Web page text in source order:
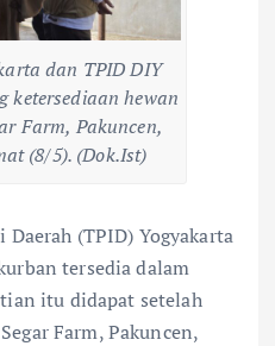
dan TPID DIY
ketersediaan hewan
Farm, Pakuncen,
(8/5). (Dok.Ist)
(TPID) Yogyakarta
tersedia dalam
itu didapat setelah
Farm, Pakuncen,